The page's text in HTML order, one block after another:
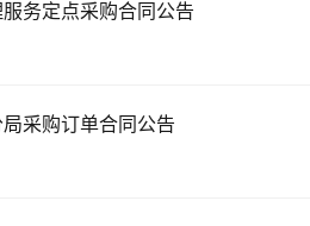
务定点采购合同公告
采购订单合同公告